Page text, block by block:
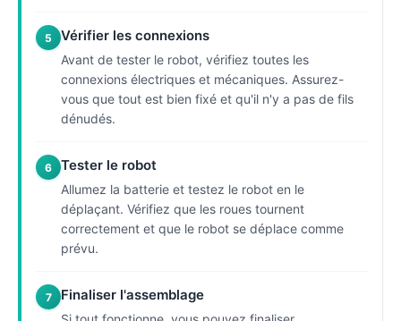
5 Vérifier les connexions
Avant de tester le robot, vérifiez toutes les
connexions électriques et mécaniques. Assurez-
vous que tout est bien fixé et qu'il n'y a pas de fils
dénudés.
6 Tester le robot
Allumez la batterie et testez le robot en le
déplaçant. Vérifiez que les roues tournent
correctement et que le robot se déplace comme
prévu.
7 Finaliser l'assemblage